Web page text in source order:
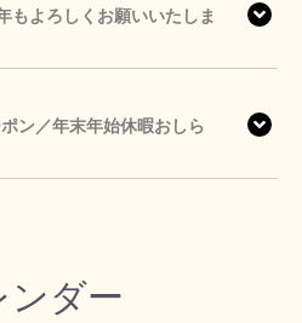
もよろしくお願いいたしま
ン／年末年始休暇おしら
ンダー